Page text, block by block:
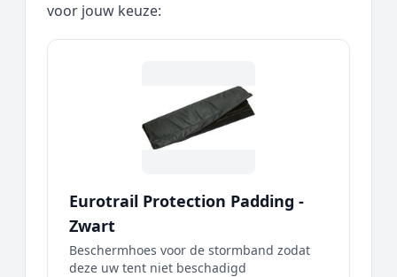
voor jouw keuze:
Eurotrail Protection Padding -
Zwart
Beschermhoes voor de stormband zodat
deze uw tent niet beschadigd